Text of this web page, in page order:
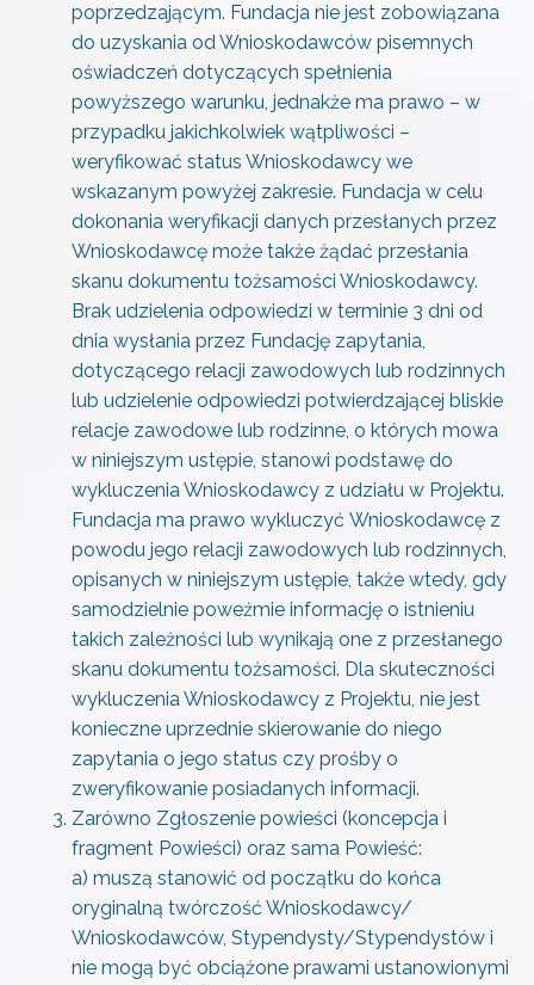
poprzedzającym. Fundacja nie jest zobowiązana
do uzyskania od Wnioskodawców pisemnych
oświadczeń dotyczących spełnienia
powyższego warunku, jednakże ma prawo – w
przypadku jakichkolwiek wątpliwości –
weryfikować status Wnioskodawcy we
wskazanym powyżej zakresie. Fundacja w celu
dokonania weryfikacji danych przesłanych przez
Wnioskodawcę może także żądać przesłania
skanu dokumentu tożsamości Wnioskodawcy.
Brak udzielenia odpowiedzi w terminie 3 dni od
dnia wysłania przez Fundację zapytania,
dotyczącego relacji zawodowych lub rodzinnych
lub udzielenie odpowiedzi potwierdzającej bliskie
relacje zawodowe lub rodzinne, o których mowa
w niniejszym ustępie, stanowi podstawę do
wykluczenia Wnioskodawcy z udziału w Projektu.
Fundacja ma prawo wykluczyć Wnioskodawcę z
powodu jego relacji zawodowych lub rodzinnych,
opisanych w niniejszym ustępie, także wtedy, gdy
samodzielnie poweźmie informację o istnieniu
takich zależności lub wynikają one z przesłanego
skanu dokumentu tożsamości. Dla skuteczności
wykluczenia Wnioskodawcy z Projektu, nie jest
konieczne uprzednie skierowanie do niego
zapytania o jego status czy prośby o
zweryfikowanie posiadanych informacji.
Zarówno Zgłoszenie powieści (koncepcja i
fragment Powieści) oraz sama Powieść:
a) muszą stanowić od początku do końca
oryginalną twórczość Wnioskodawcy/
Wnioskodawców, Stypendysty/Stypendystów i
nie mogą być obciążone prawami ustanowionymi